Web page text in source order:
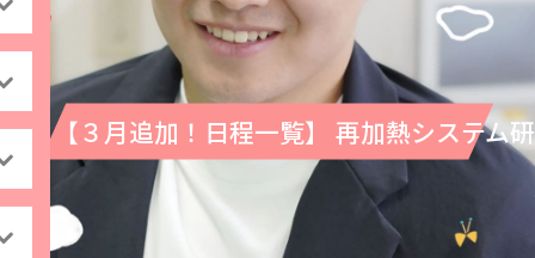
【３月追加！日程一覧】 再加熱システム